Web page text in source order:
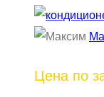
Цена по